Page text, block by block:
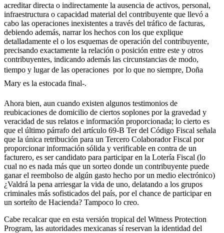
acreditar directa o indirectamente la ausencia de activos, personal,
infraestructura o capacidad material del contribuyente que llevó a
cabo las operaciones inexistentes a través del tráfico de facturas,
debiendo además, narrar los hechos con los que explique
detalladamente el o los esquemas de operación del contribuyente,
precisando exactamente la relación o posición entre este y otros
contribuyentes, indicando además las circunstancias de modo,
tiempo y lugar de las operaciones  por lo que no siempre, Doña
Mary es la estocada final-.
Ahora bien, aun cuando existen algunos testimonios de
reubicaciones de domicilio de ciertos soplones por la gravedad y
veracidad de sus relatos e información proporcionada; lo cierto es
que el último párrafo del artículo 69-B Ter del Código Fiscal señala
que la única retribución para un Tercero Colaborador Fiscal por
proporcionar información sólida y verificable en contra de un
facturero, es ser candidato para participar en la Lotería Fiscal (lo
cual no es nada más que un sorteo donde un contribuyente puede
ganar el reembolso de algún gasto hecho por un medio electrónico)
¿Valdrá la pena arriesgar la vida de uno, delatando a los grupos
criminales más sofisticados del país, por el chance de participar en
un sorteíto de Hacienda? Tampoco lo creo.
Cabe recalcar que en esta versión tropical del Witness Protection
Program, las autoridades mexicanas sí reservan la identidad del